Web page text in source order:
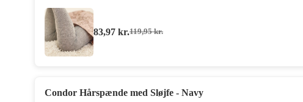
119,95kr.
Den
83,97 kr.Den
Condor Hårspænde med Sløjfe - Navy